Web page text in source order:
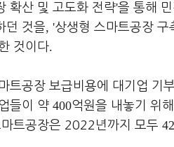
확산 및 고도화 전략'을 통해
던 것을, '상생형 스마트공장 구
것이다.
트공장 보급비용에 대기업 기
들이 약 400억원을 내놓기 위
트공장은 2022년까지 모두